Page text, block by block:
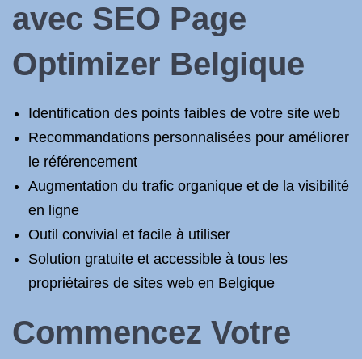
avec SEO Page
Optimizer Belgique
Identification des points faibles de votre site web
Recommandations personnalisées pour améliorer
le référencement
Augmentation du trafic organique et de la visibilité
en ligne
Outil convivial et facile à utiliser
Solution gratuite et accessible à tous les
propriétaires de sites web en Belgique
Commencez Votre